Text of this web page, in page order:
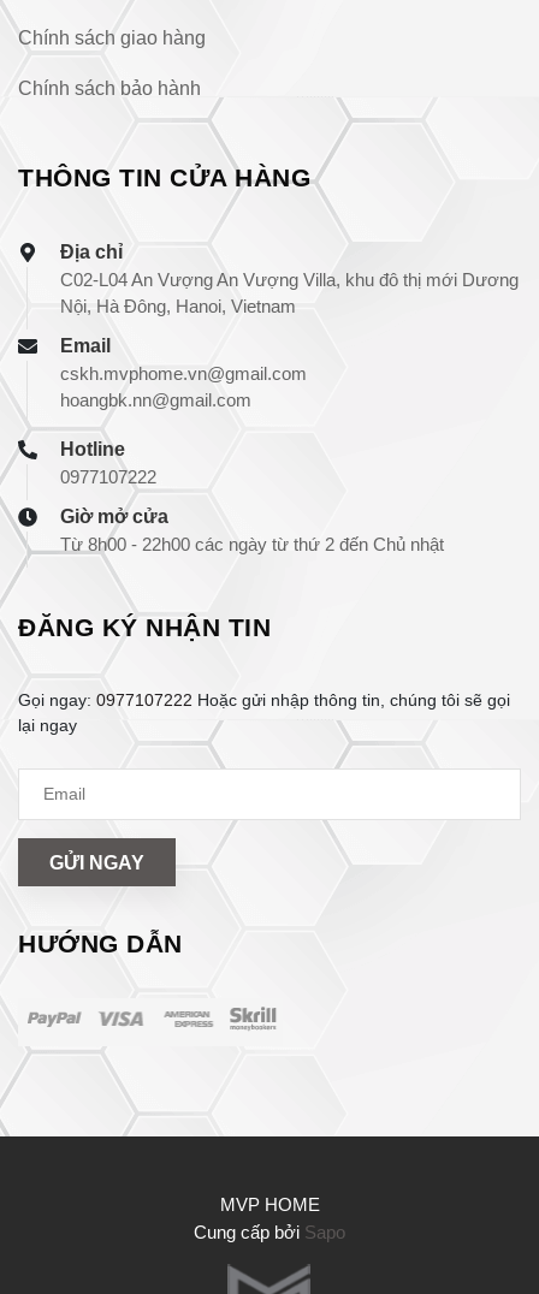
Chính sách giao hàng
Chính sách bảo hành
THÔNG TIN CỬA HÀNG
Địa chỉ
C02-L04 An Vượng An Vượng Villa, khu đô thị mới Dương
Nội, Hà Đông, Hanoi, Vietnam
Email
cskh.mvphome.vn@gmail.com
hoangbk.nn@gmail.com
Hotline
0977107222
Giờ mở cửa
Từ 8h00 - 22h00 các ngày từ thứ 2 đến Chủ nhật
ĐĂNG KÝ NHẬN TIN
Gọi ngay: 0977107222 Hoặc gửi nhập thông tin, chúng tôi sẽ gọi
lại ngay
GỬI NGAY
HƯỚNG DẪN
MVP HOME
Cung cấp bởi Sapo